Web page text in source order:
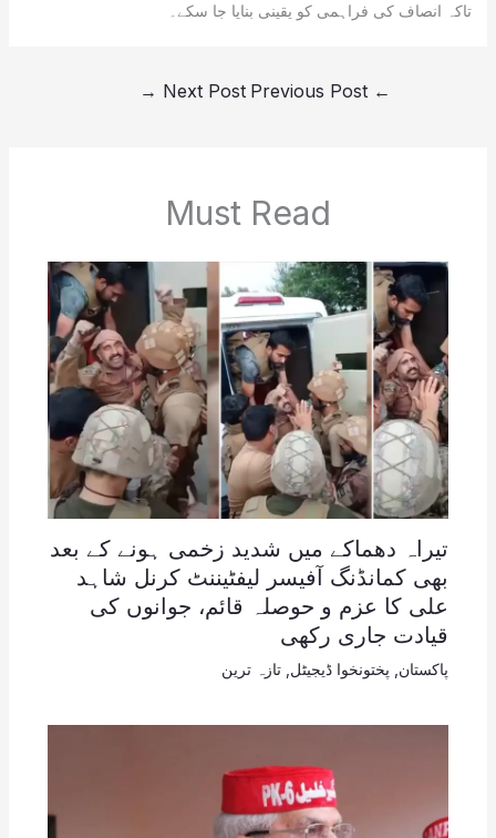
تاکہ انصاف کی فراہمی کو یقینی بنایا جا سکے۔
←
Next Post
→
Must Read
تیراہ دھماکے میں شدید زخمی ہونے کے بعد
بھی کمانڈنگ آفیسر لیفٹیننٹ کرنل شاہد
علی کا عزم و حوصلہ قائم، جوانوں کی
قیادت جاری رکھی
پاکستان پختونخوا ڈیجیٹل تازہ ترین